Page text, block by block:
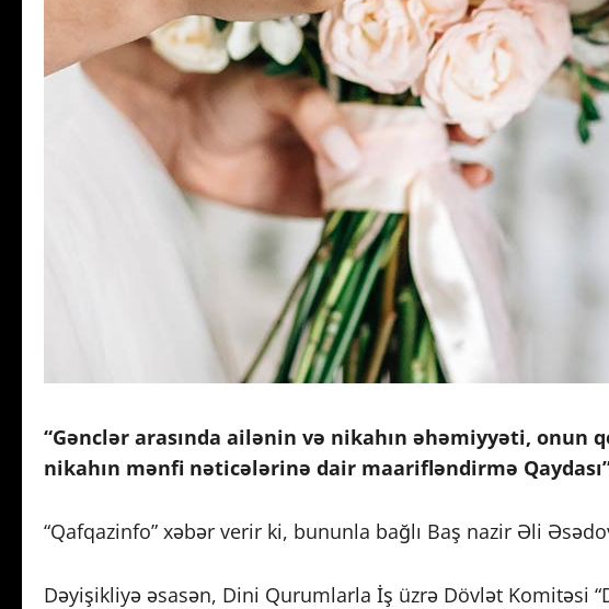
“Gənclər arasında ailənin və nikahın əhəmiyyəti, onun
nikahın mənfi nəticələrinə dair maarifləndirmə
“Qafqazinfo” xəbər verir ki, bununla bağlı Baş nazir Əli
Dəyişikliyə əsasən, Dini Qurumlarla İş üzrə Dövlət Komitəsi